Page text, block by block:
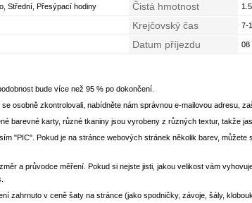
Střední, Přesýpací hodiny Čistá hmotnost
Krejčovský čas 7-
Datum příjezdu 08
bude více než 95 % po dokončení.
osobně zkontrolovali, nabídněte nám správnou e-mailovou adresu,
barevné karty, různé tkaniny jsou vyrobeny z různých textur, takže
"PIC". Pokud je na stránce webových stránek několik barev, můžete
a průvodce měření. Pokud si nejste jisti, jakou velikost vám
zahrnuto v ceně šaty na stránce (jako spodničky, závoje, šály,